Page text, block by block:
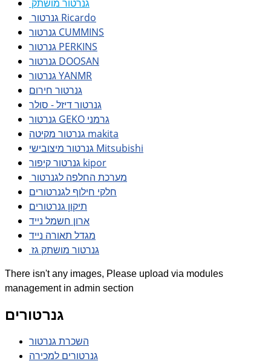
גנרטור מושתק
גנרטור Ricardo
גנרטור CUMMINS
גנרטור PERKINS
גנרטור DOOSAN
גנרטור YANMR
גנרטור חירום
גנרטור דיזל - סולר
גנרטור GEKO גרמני
גנרטור מקיטה makita
גנרטור מיצובישי Mitsubishi
גנרטור קיפור kipor
מערכת החלפה לגנרטור
חלקי חילוף לגנרטורים
תיקון גנרטורים
ארון חשמל נייד
מגדל תאורה נייד
גנרטור מושתק גז
There isn't any images, Please upload via modules
management in admin section
גנרטורים
השכרת גנרטור
גנרטורים למכירה